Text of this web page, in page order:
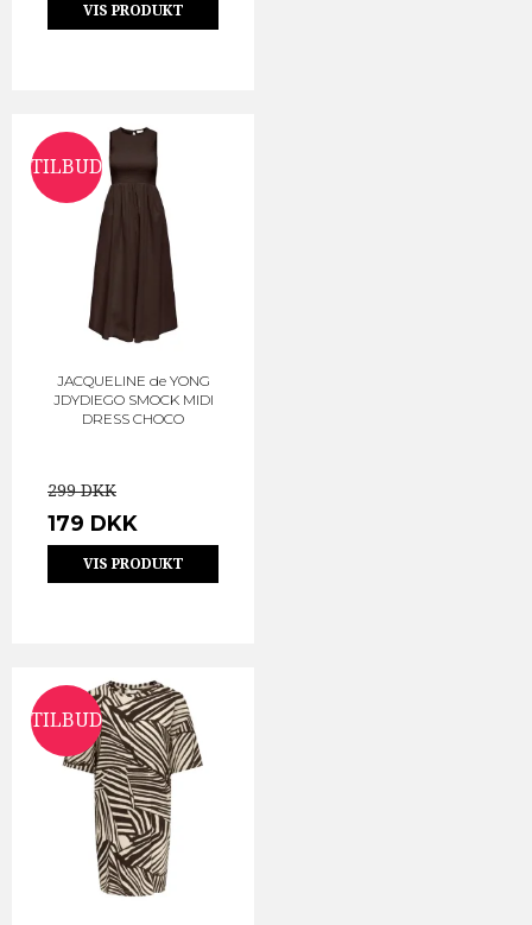
VIS PRODUKT
TILBUD
JACQUELINE de YONG
JDYDIEGO SMOCK MIDI
DRESS CHOCO
299 DKK
179 DKK
VIS PRODUKT
TILBUD